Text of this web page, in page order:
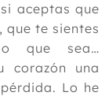
aceptas que
que te sientes
que sea…
corazón una
Lo he